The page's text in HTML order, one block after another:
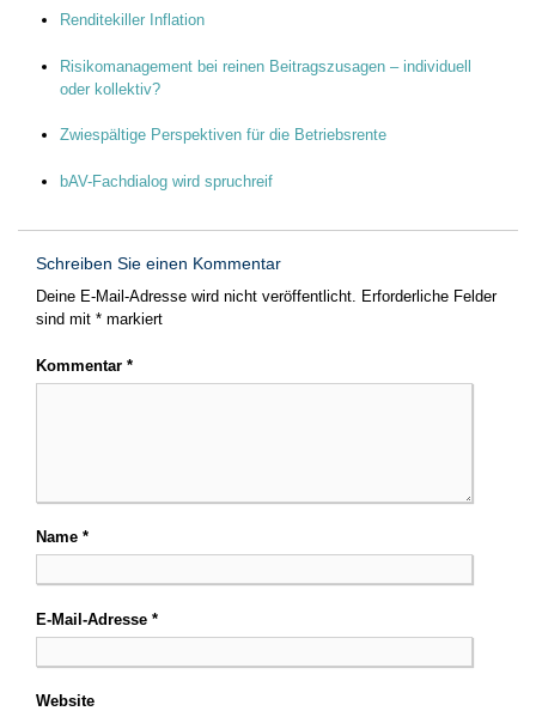
Renditekiller Inflation
Risikomanagement bei reinen Beitragszusagen – individuell
oder kollektiv?
Zwiespältige Perspektiven für die Betriebsrente
bAV-Fachdialog wird spruchreif
Schreiben Sie einen Kommentar
Deine E-Mail-Adresse wird nicht veröffentlicht. Erforderliche Felder
sind mit * markiert
Kommentar *
Name *
E-Mail-Adresse *
Website